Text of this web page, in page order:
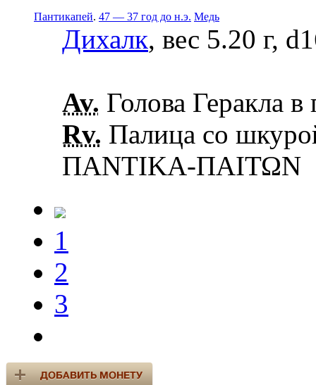
Пантикапей. 47 — 37 год до н.э. Медь
Дихалк, вес 5.20 г,
Av. Голова Геракла в
Rv. Палица со
ΠΑΝΤΙΚΑ-ΠΑΙΤΩΝ
1
2
3